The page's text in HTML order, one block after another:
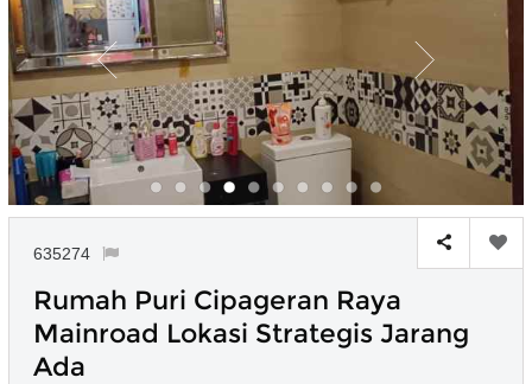
635274
Rumah Puri Cipageran Raya
Mainroad Lokasi Strategis Jarang
Ada
Untuk hasil simulasi
pada kotak-
Simpan